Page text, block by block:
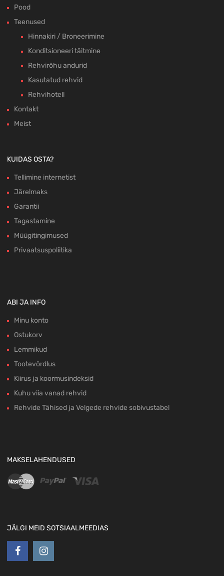
Pood
Teenused
Hinnakiri / Broneerimine
Konditsioneeri täitmine
Rehvirõhu andurid
Kasutatud rehvid
Rehvihotell
Kontakt
Meist
KUIDAS OSTA?
Tellimine internetist
Järelmaks
Garantii
Tagastamine
Müügitingimused
Privaatsuspoliitika
ABI JA INFO
Minu konto
Ostukorv
Lemmikud
Tootevõrdlus
Kiirus ja koormusindeksid
Kuhu viia vanad rehvid
Rehvide Tähised ja Velgede rehvide sobivustabel
MAKSELAHENDUSED
JÄLGI MEID SOTSIAALMEEDIAS